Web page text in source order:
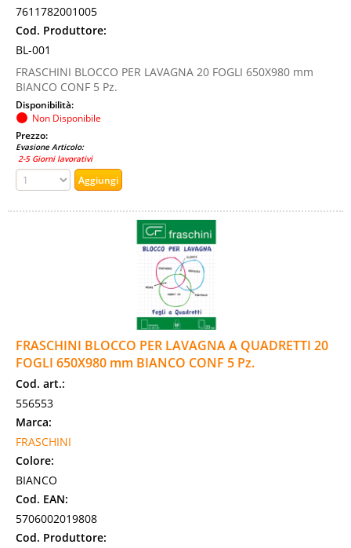
7611782001005
Cod. Produttore:
BL-001
FRASCHINI BLOCCO PER LAVAGNA 20 FOGLI 650X980 mm
BIANCO CONF 5 Pz.
Disponibilità:
Non Disponibile
Prezzo:
Evasione Articolo:
2-5 Giorni lavorativi
FRASCHINI BLOCCO PER LAVAGNA A QUADRETTI 20
FOGLI 650X980 mm BIANCO CONF 5 Pz.
Cod. art.:
556553
Marca:
FRASCHINI
Colore:
BIANCO
Cod. EAN:
5706002019808
Cod. Produttore: